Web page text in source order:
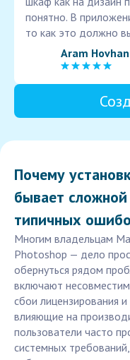
понятно. В
то как это должно
Aram
Почему
бывает
типичных
Многим владельцам
Photoshop — дело
обернуться рядом
включают
сбои лицензирования
влияющие на
пользователи часто
системных